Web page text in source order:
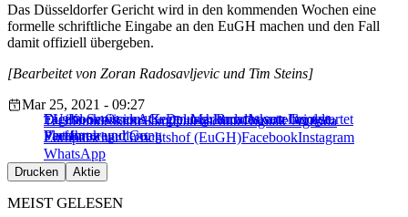
Das Düsseldorfer Gericht wird in den kommenden Wochen eine
formelle schriftliche Eingabe an den EuGH machen und den Fall
damit offiziell übergeben.
[Bearbeitet von Zoran Radosavljevic und Tim Steins]
EU-Kommission: Gegen Marktmacht von Google,
Facebook und Co.
Facebook-Oculus-Kopplung: Bundeskartellamt startet
Verfahren
Digital Services Act: Deutschlands Ansatz bei der
Plattformregulierung
Mar 25, 2021 - 09:27
TechBundeskartellamtDatenschutzDigitale Agenda
Europäischer Gerichtshof (EuGH)FacebookInstagram
WhatsApp
Drucken Aktie
MEIST GELESEN